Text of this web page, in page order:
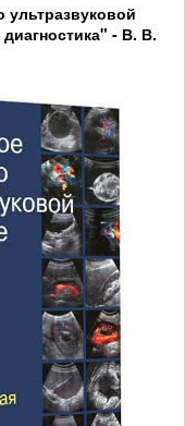
ультразвуковой
- В. В.